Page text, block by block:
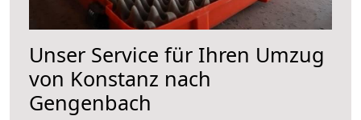
Unser Service für Ihren Umzug
von Konstanz nach
Gengenbach